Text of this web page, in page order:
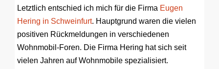
Letztlich entschied ich mich für die Firma Eugen
Hering in Schweinfurt. Hauptgrund waren die vielen
positiven Rückmeldungen in verschiedenen
Wohnmobil-Foren. Die Firma Hering hat sich seit
vielen Jahren auf Wohnmobile spezialisiert.